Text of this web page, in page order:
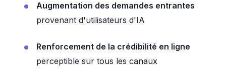
Augmentation des demandes entrantes
provenant d'utilisateurs d'IA
Renforcement de la crédibilité en ligne
perceptible sur tous les canaux